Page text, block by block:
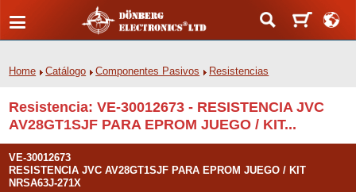
Home Catálogo Componentes Pasivos Resistencias
Resistencia: VE-30012673 - RESISTENCIA JVC
AV28GT1SJF PARA EPROM JUEGO / KIT...
VE-30012673
RESISTENCIA JVC AV28GT1SJF PARA EPROM JUEGO / KIT
NRSA63J-271X